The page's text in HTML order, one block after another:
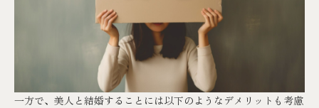
一方で、美人と結婚することには以下のようなデメリットも考慮